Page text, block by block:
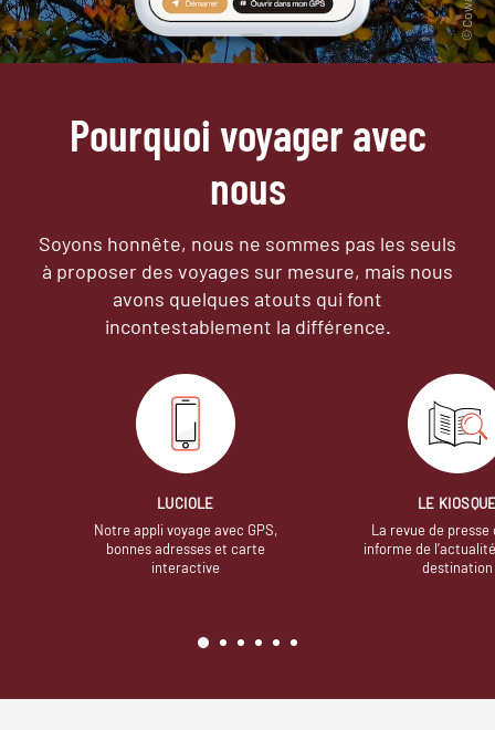
Pourquoi voyager avec
nous
Soyons honnête, nous ne sommes pas les seuls
à proposer des voyages sur mesure, mais nous
avons quelques atouts qui font
incontestablement la différence.
LUCIOLE
Notre appli voyage avec GPS,
bonnes adresses et carte
interactive
LE
La revue de presse
informe de
destination